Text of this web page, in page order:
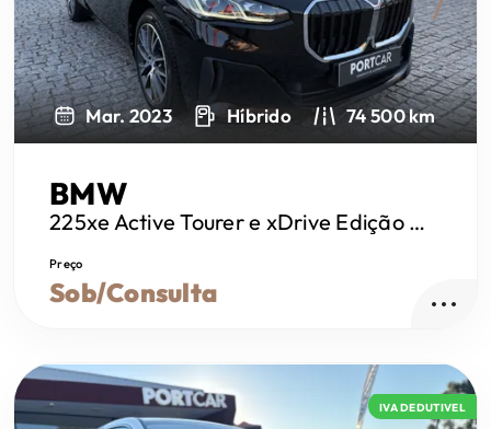
Mar. 2023 Híbrido 74 500 km
BMW
225xe Active Tourere xDrive Edição Optimized
Preço
Sob/Consulta
IVA DEDUTIVEL